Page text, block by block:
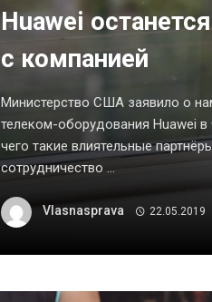
Huawei
с компанией
Министерство США заявило о
телеком-оборудования Huawei
чего такие влиятельные
сотрудничество ...
Vlasnasprava 22.05.2019